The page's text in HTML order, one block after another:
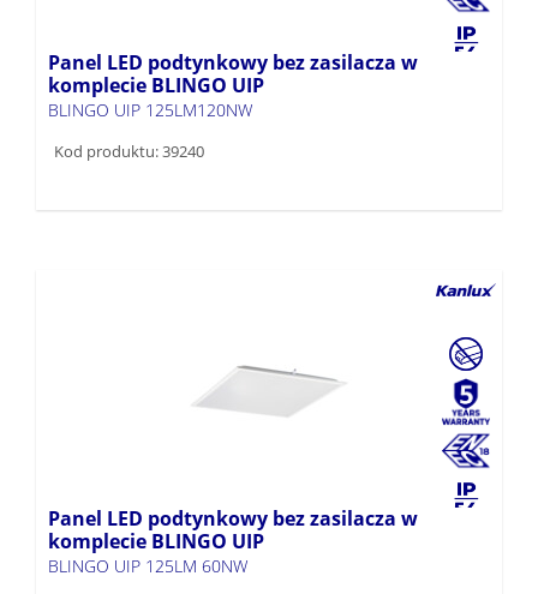
Panel LED podtynkowy bez zasilacza w
komplecie BLINGO UIP
BLINGO UIP 125LM120NW
Kod produktu: 39240
Panel LED podtynkowy bez zasilacza w
komplecie BLINGO UIP
BLINGO UIP 125LM 60NW